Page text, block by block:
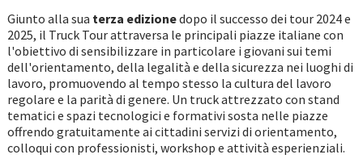
Giunto alla sua terza edizionedopo il successo dei tour 2024 e
2025, il Truck Tour attraversa le principali piazze italiane con
l'obiettivo di sensibilizzare in particolare i giovani sui temi
dell'orientamento, della legalità e della sicurezza nei luoghi di
lavoro, promuovendo al tempo stesso la cultura del lavoro
regolare e la parità di genere. Un truck attrezzato con stand
tematici e spazi tecnologici e formativi sosta nelle piazze
offrendo gratuitamente ai cittadini servizi di orientamento,
colloqui con professionisti, workshop e attività esperienziali.